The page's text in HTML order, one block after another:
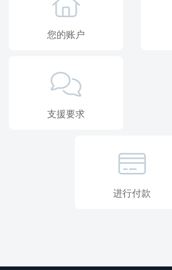
您的账户
支援要求
进行付款